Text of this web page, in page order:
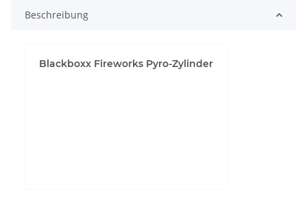
Beschreibung
Blackboxx Fireworks Pyro-Zylinder